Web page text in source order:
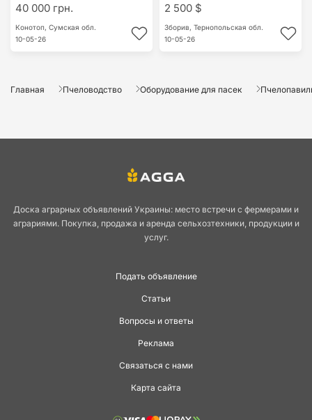
40 000 грн.
Конотоп, Сумская обл.
10-05-26
2 500 $
Зборив, Тернопольская обл.
10-05-26
Главная Пчеловодство Оборудование для пасек
Доска аграрных объявлений Украины: место встречи с фермерами и
аграриями. Покупка, продажа и аренда сельхозтехники, продукции и
услуг.
Подать объявление
Статьи
Вопросы и ответы
Реклама
Связаться с нами
Карта сайта